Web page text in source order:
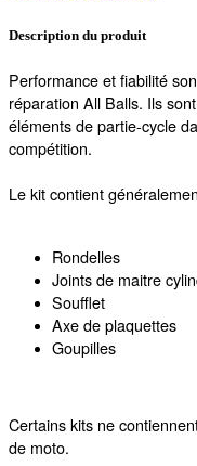
Description du produit
Performance et fiabilité
réparation All Balls. Ils
éléments de partie-cycle
compétition.
Le kit contient
Rondelles
Joints de maitre
Soufflet
Axe de plaquettes
Goupilles
Certains kits ne
de moto.